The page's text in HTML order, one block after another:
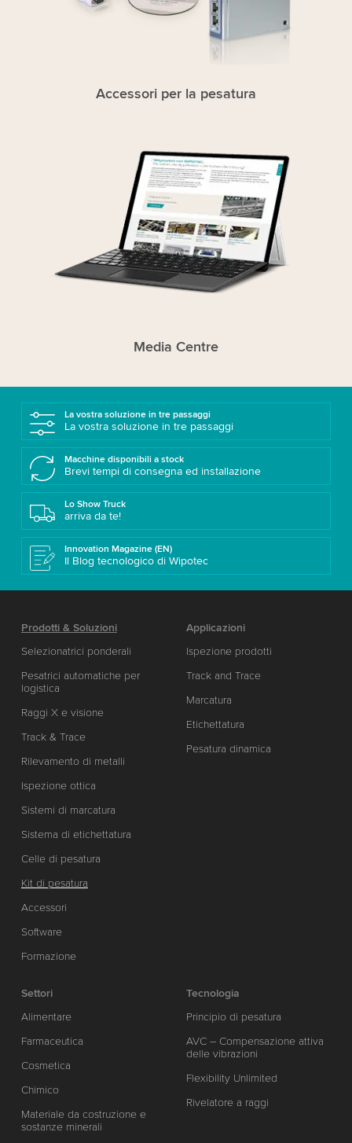
Accessori per la pesatura
Media Centre
La vostra soluzione in tre passaggi
La vostra soluzione in tre passaggi
Macchine disponibili a stock
Brevi tempi di consegna ed installazione
Lo Show Truck
arriva da te!
Innovation Magazine (EN)
Il Blog tecnologico di Wipotec
Prodotti & Soluzioni
Selezionatrici ponderali
Pesatrici automatiche per
logistica
Raggi X e visione
Track & Trace
Rilevamento di metalli
Ispezione ottica
Sistemi di marcatura
Sistema di etichettatura
Celle di pesatura
Kit di pesatura
Accessori
Software
Formazione
Applicazioni
Ispezione prodotti
Track and Trace
Marcatura
Etichettatura
Pesatura dinamica
Settori
Alimentare
Farmaceutica
Cosmetica
Chimico
Materiale da costruzione e
sostanze minerali
Tecnologia
Principio di pesatura
AVC – Compensazione attiva
delle vibrazioni
Flexibility Unlimited
Rivelatore a raggi